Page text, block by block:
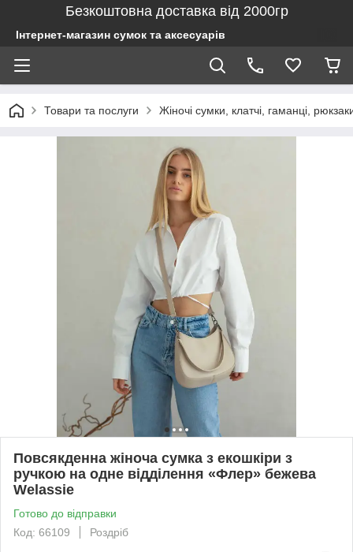
Безкоштовна доставка від 2000гр
Інтернет-магазин сумок та аксесуарів
Товари та послуги Жіночі сумки, клатчі, гаманці,
Повсякденна жіноча сумка з екошкіри з
ручкою на одне відділення «Флер» бежева
Welassie
Готово до відправки
Код: 66109
Роздріб